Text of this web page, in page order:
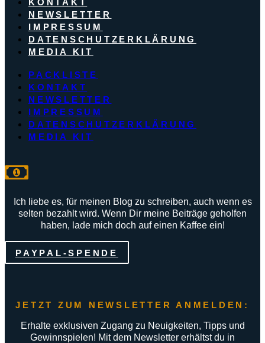
NEWSLETTER
IMPRESSUM
DATENSCHUTZERKLÄRUNG
MEDIA KIT
PACKLISTE
KONTAKT
NEWSLETTER
IMPRESSUM
DATENSCHUTZERKLÄRUNG
MEDIA KIT
Ich liebe es, für meinen Blog zu schreiben, auch wenn es
selten bezahlt wird. Wenn Dir meine Beiträge geholfen
haben, lade mich doch auf einen Kaffee ein!
PAYPAL-SPENDE
JETZT ZUM NEWSLETTER ANMELDEN:
Erhalte exklusiven Zugang zu Neuigkeiten, Tipps und
Gewinnspielen! Mit dem Newsletter erhältst du in